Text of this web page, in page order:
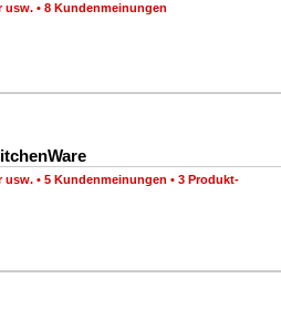
usw. • 8 Kundenmeinungen
usw. • 5 Kundenmeinungen • 3 Produkt-